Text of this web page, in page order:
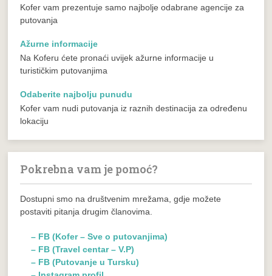
Kofer vam prezentuje samo najbolje odabrane agencije za
putovanja
Ažurne informacije
Na Koferu ćete pronaći uvijek ažurne informacije u
turističkim putovanjima
Odaberite najbolju punudu
Kofer vam nudi putovanja iz raznih destinacija za određenu
lokaciju
Pokrebna vam je pomoć?
Dostupni smo na društvenim mrežama, gdje možete
postaviti pitanja drugim članovima.
– FB (Kofer – Sve o putovanjima)
– FB (Travel centar – V.P)
– FB (Putovanje u Tursku)